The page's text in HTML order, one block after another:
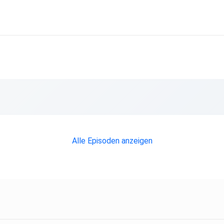
Alle Episoden anzeigen